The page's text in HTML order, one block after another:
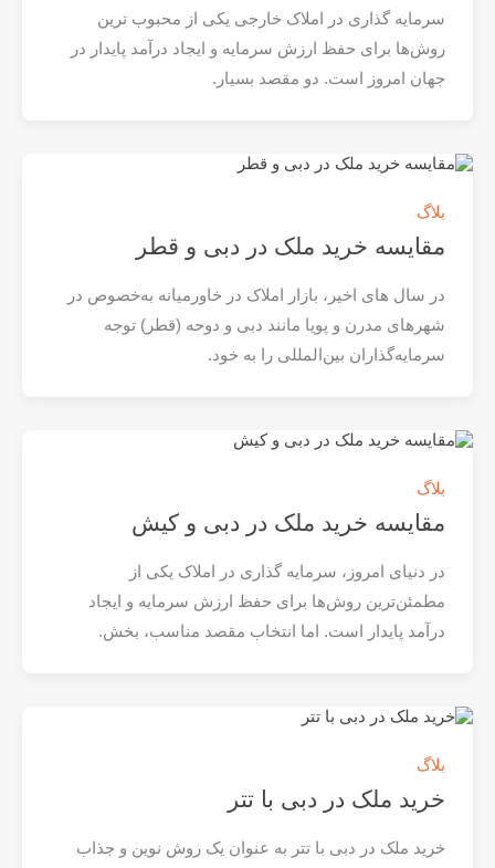
سرمایه‌ گذاری در املاک خارجی یکی از محبوب‌ ترین
روش‌ها برای حفظ ارزش سرمایه و ایجاد درآمد پایدار در
جهان امروز است. دو مقصد بسیار.
بلاگ
مقایسه خرید ملک در دبی و قطر
در سال‌ های اخیر، بازار املاک در خاورمیانه به‌خصوص در
شهرهای مدرن و پویا مانند دبی و دوحه (قطر) توجه
سرمایه‌گذاران بین‌المللی را به خود.
بلاگ
مقایسه خرید ملک در دبی و کیش
در دنیای امروز، سرمایه‌ گذاری در املاک یکی از
مطمئن‌ترین روش‌ها برای حفظ ارزش سرمایه و ایجاد
درآمد پایدار است. اما انتخاب مقصد مناسب، بخش.
بلاگ
خرید ملک در دبی با تتر
خرید ملک در دبی با تتر به عنوان یک روش نوین و جذاب